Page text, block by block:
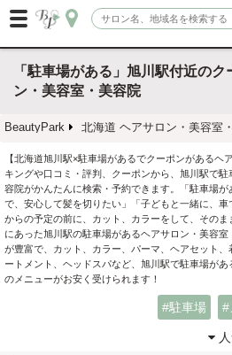
「駐車場がある」旭川駅付近の
ン・美容室・美容院
BeautyPark 北海道 ヘアサロン・美容室
【北海道旭川駅×駐車場があるでクーポンがあるヘ
キングや口コミ・評判、クーポンから、旭川駅で
容院がかんたんに検索・予約できます。「駐車場
で、安心して髪を切りたい」「子どもと一緒に、
からの予定の前に、カット、カラーをして、その
にあった旭川駅の駐車場があるヘアサロン・美容
が豊富で、カット、カラー、パーマ、ヘアセット、
ートメント、ヘッドスパなど、旭川駅で駐車場が
のメニューがお安く受けられます！
駐車場